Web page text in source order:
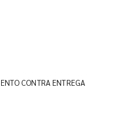
CONTRA ENTREGA